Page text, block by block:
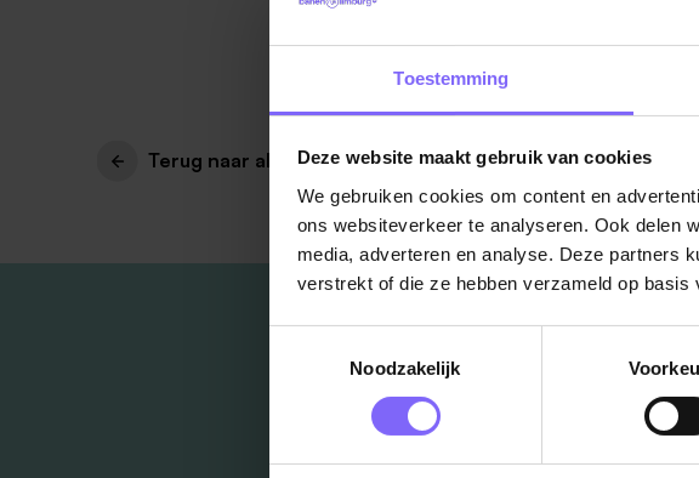
Toestemming
Deze website maakt gebruik van cookies
We gebruiken cookies om content en
ons websiteverkeer te analyseren. Ook delen
media, adverteren en analyse. Deze partners
verstrekt of die ze hebben verzameld op
Noodzakelijk
Terug naar alle items